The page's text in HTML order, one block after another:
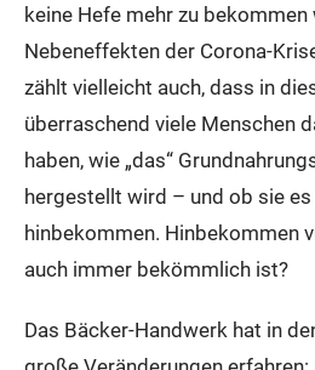
keine Hefe mehr zu
Nebeneffekten der Corona-
zählt vielleicht auch, dass in
überraschend viele Menschen
haben, wie „das“
hergestellt wird – und ob sie
hinbekommen. Hinbekommen
auch immer bekömmlich ist?
Das Bäcker-Handwerk hat in